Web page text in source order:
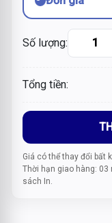
Số lượng:
Tổng tiền:
Giá có thể thay đổi bất
Thời hạn giao hàng: 03
sách In.